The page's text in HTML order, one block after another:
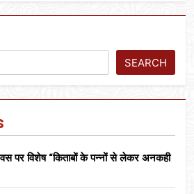
SEARCH
पर विशेष “किताबों के पन्नों से लेकर अनकही